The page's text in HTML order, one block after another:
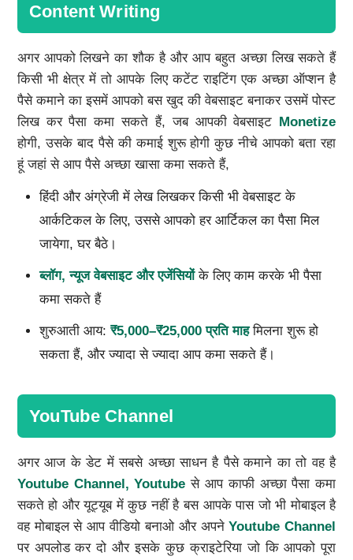
Content Writing
अगर आपको लिखने का शौक है और आप बहुत अच्छा लिख सकते हैं
किसी भी क्षेत्र में तो आपके लिए कटेंट राइटिंग एक अच्छा ऑप्शन है
पैसे कमाने का इसमें आपको बस खुद की वेबसाइट बनाकर उसमें पोस्ट
लिख कर पैसा कमा सकते हैं, जब आपकी वेबसाइट Monetize
होगी, उसके बाद पैसे की कमाई शुरू होगी कुछ नीचे आपको बता रहा
हूं जहां से आप पैसे अच्छा खासा कमा सकते हैं,
हिंदी और अंग्रेजी में लेख लिखकर किसी भी वेबसाइट के
आर्कटिकल के लिए, उससे आपको हर आर्टिकल का पैसा मिल
जायेगा, घर बैठे।
ब्लॉग, न्यूज वेबसाइट और एजेंसियोंके लिए काम करके भी पैसा
कमा सकते हैं
शुरुआती आय: ₹5,000–₹25,000 प्रति माहमिलना शुरू हो
सकता हैं, और ज्यादा से ज्यादा आप कमा सकते हैं।
YouTube Channel
अगर आज के डेट में सबसे अच्छा साधन है पैसे कमाने का तो वह है
Youtube Channel, Youtube से आप काफी अच्छा पैसा कमा
सकते हो और यूट्यूब में कुछ नहीं है बस आपके पास जो भी मोबाइल है
वह मोबाइल से आप वीडियो बनाओ और अपनेYoutube Channel
पर अपलोड कर दो और इसके कुछ क्राइटेरिया जो कि आपको पूरा